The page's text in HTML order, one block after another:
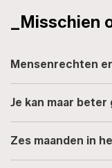
_Misschien
Mensenrechten
Je kan maar
Zes maanden in